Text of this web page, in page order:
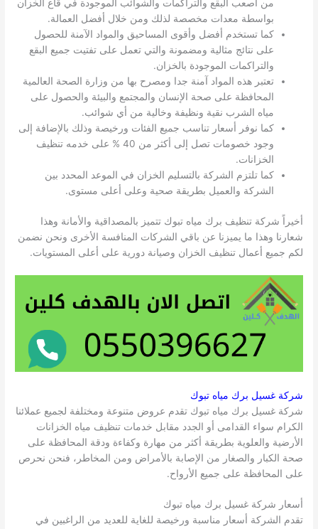
من أصعب البقع والتراكمات والشوائب الموجودة في قاع الخزان
بواسطة معدات مخصصة لذلك ومن خلال أفضل العمالة.
كما تستخدم أفضل وأقوى المساحيق والمواد الآمنة للحصول
على نتائج مثالية ومضمونة والتي تعمل على تفتيت جميع البقع
والتراكمات الموجودة بالخزان.
تعتبر هذه المواد آمنة جدا ومصرح بها من وزارة الصحة العالمية
المحافظة على صحة الإنسان والمجتمع والبيئة والحصول على
مياه الشرب نقية ونظيفة وخالية من أي شوائب.
كما نوفر أسعار تناسب جميع الفئات ورخيصة وذلك بالإضافة إلى
وجود خصومات تصل إلى أكثر من 40 % على خدمه تنظيف
الخزانات.
كما تلتزم الشركة بالتسليم الخزان في الموعد المحدد بين
الشركة والعميل بطريقة صحية وعلى أعلى مستوى.
أخيراً شركة تنظيف برك مياه تبوك تتميز بالمصداقية والأمانة وهذا
شعارنا وهذا ما يميزنا عن باقي الشركات المنافسة الأخرى ونحن نضمن
لكم جميع أعمال تنظيف الخزان وصيانة دورية على أعلى المستويات.
شركة غسيل برك مياه تبوك
شركة غسيل برك مياه تبوك تقدم عروض متنوعة ومختلفة لجميع عملائنا
الكرام سواء القدامى أو الجدد مقابل خدمات تنظيف مياه الخزانات
الأرضية والعلوية بطريقة أكثر من مهارة وكفاءة ودقة المحافظة على
صحة الكبار والصغار من الإصابة بالأمراض ومن المخاطر، فنحن نحرص
على المحافظة على جميع الأرواح.
أسعار شركة غسيل برك مياه تبوك
تقدم الشركة أسعار مناسبة ورخيصة للغاية للعديد من الراغبين في